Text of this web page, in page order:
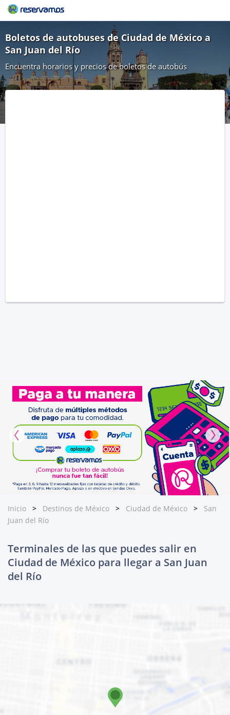
Boletos de autobuses de Ciudad de México a
San Juan del Río
Encuentra horarios y precios de boletos de autobús
Inicio Destinos de México Ciudad de México
San
Juan del Río
Terminales de las que puedes salir en
Ciudad de México para llegar a San Juan
del Río